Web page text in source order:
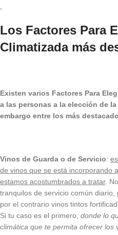
Los Factores Para
Climatizada más
Existen varios Factores Para
a las personas a la elección de
embargo entre los más
Vinos de Guarda o de Servicio:
de vinos que se está incorporando
estamos acostumbrados a tratar.
tranquilos de servicio común
por el contrario vinos tintos
Si tu caso es el primero, donde lo
climática que te permita ofrecer los